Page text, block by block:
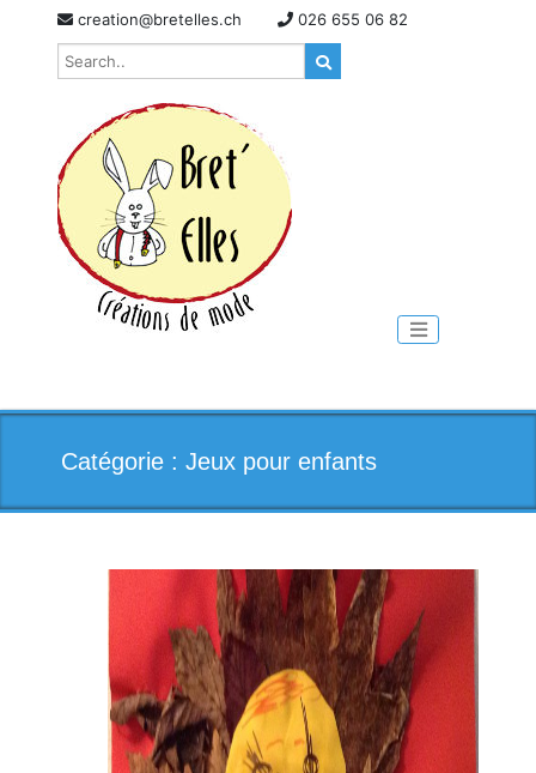
creation@bretelles.ch 026 655 06 82
Toggle
Catégorie :Jeux pour enfants